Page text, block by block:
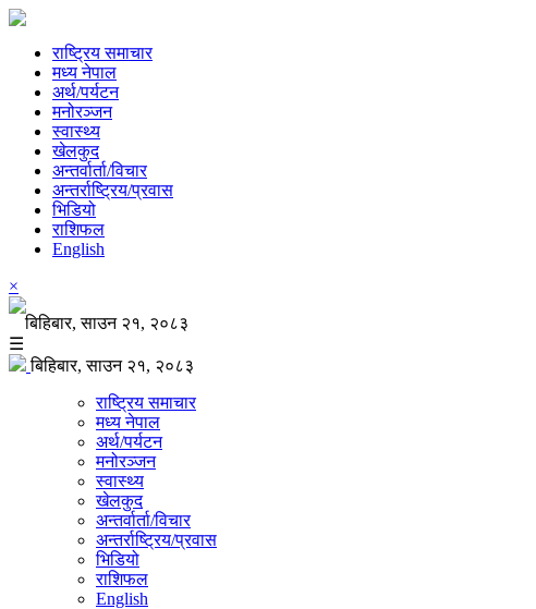
राष्ट्रिय समाचार
मध्य नेपाल
अर्थ/पर्यटन
मनोरञ्जन
स्वास्थ्य
खेलकुद
अन्तर्वार्ता/विचार
अन्तर्राष्ट्रिय/प्रवास
भिडियो
राशिफल
English
×
बिहिबार, साउन २१, २०८३
☰
बिहिबार, साउन २१, २०८३
राष्ट्रिय समाचार
मध्य नेपाल
अर्थ/पर्यटन
मनोरञ्जन
स्वास्थ्य
खेलकुद
अन्तर्वार्ता/विचार
अन्तर्राष्ट्रिय/प्रवास
भिडियो
राशिफल
English